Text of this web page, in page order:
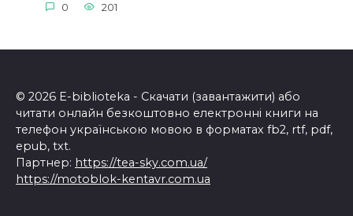
0 201
© 2026 E-biblioteka - Скачати (завантажити) або
читати онлайн безкоштовно електронні книги на
телефон українською мовою в форматах fb2, rtf, pdf,
epub, txt.
Партнер: https://tea-sky.com.ua/
https://motoblok-kentavr.com.ua